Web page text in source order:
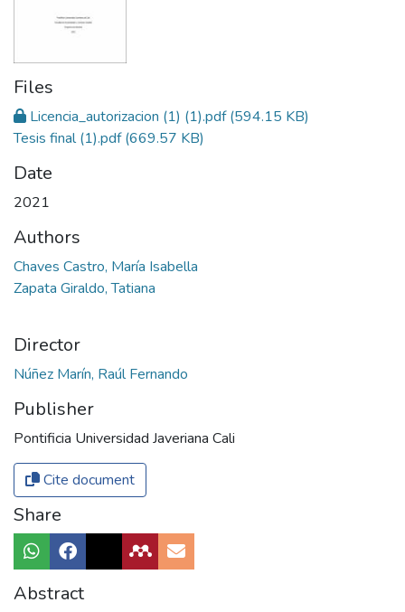
Files
Licencia_autorizacion (1) (1).pdf(594.15 KB)
Tesis final (1).pdf(669.57 KB)
Date
2021
Authors
Chaves Castro, María Isabella
Zapata Giraldo, Tatiana
Director
Núñez Marín, Raúl Fernando
Publisher
Pontificia Universidad Javeriana Cali
Cite document
Share
Abstract